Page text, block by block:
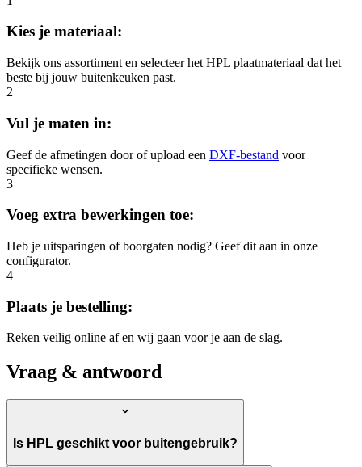
Kies je materiaal:
Bekijk ons assortiment en selecteer het HPL plaatmateriaal dat het
beste bij jouw buitenkeuken past.
2
Vul je maten in:
Geef de afmetingen door of upload een DXF-bestand voor
specifieke wensen.
3
Voeg extra bewerkingen toe:
Heb je uitsparingen of boorgaten nodig? Geef dit aan in onze
configurator.
4
Plaats je bestelling:
Reken veilig online af en wij gaan voor je aan de slag.
Vraag & antwoord
Is HPL geschikt voor buitengebruik?